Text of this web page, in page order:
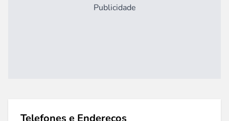
Publicidade
Telefones e Endereços